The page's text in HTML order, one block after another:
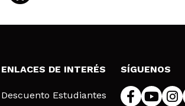
ENLACES DE INTERÉS
Descuento Estudiantes
SÍGUENOS